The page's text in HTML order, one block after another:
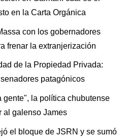
en la Carta Orgánica
con los gobernadores
frenar la extranjerización
de la Propiedad Privada:
patagónicos
gente", la política chubutense
al galenso James
el bloque de JSRN y se sumó